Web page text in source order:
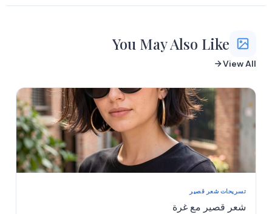
You May Also Like
View All
تسريحات شعر قصير
شعر قصير مع غرة